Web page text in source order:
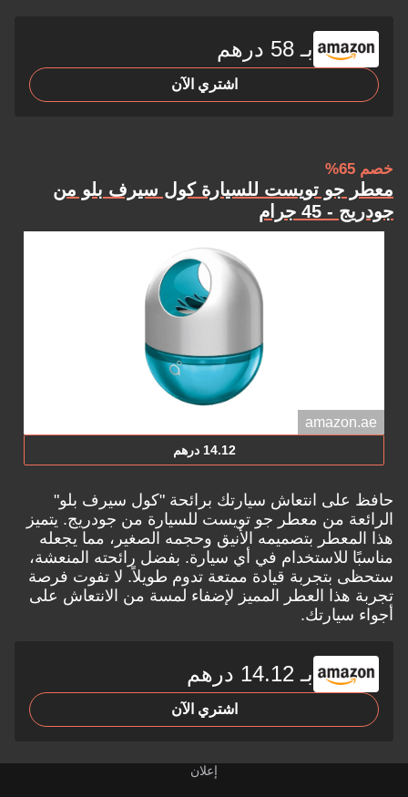
بـ 58 درهم
اشتري الآن
خصم 65%
معطر جو تويست للسيارة كول سيرف بلو من
جودريج - 45 جرام
amazon.ae
14.12 درهم
حافظ على انتعاش سيارتك برائحة "كول سيرف بلو"
الرائعة من معطر جو تويست للسيارة من جودريج. يتميز
هذا المعطر بتصميمه الأنيق وحجمه الصغير، مما يجعله
مناسبًا للاستخدام في أي سيارة. بفضل رائحته المنعشة،
ستحظى بتجربة قيادة ممتعة تدوم طويلاً. لا تفوت فرصة
تجربة هذا العطر المميز لإضفاء لمسة من الانتعاش على
أجواء سيارتك.
بـ 14.12 درهم
اشتري الآن